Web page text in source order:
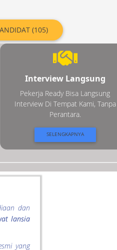
(105)
Interview Langsung
Pekerja Ready Bisa Langsung
Interview Di Tempat Kami, Tanpa
Perantara.
SELENGKAPNYA
dan
lansia
yang